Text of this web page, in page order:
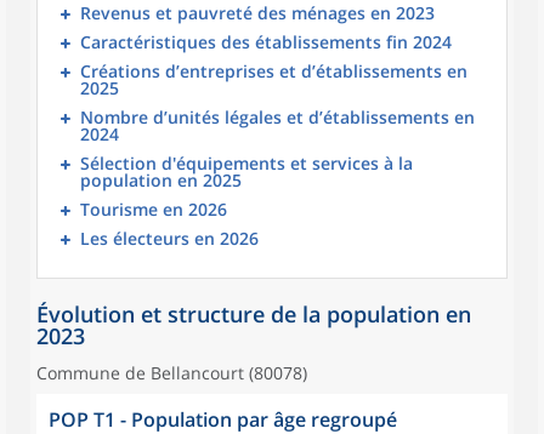
Revenus et pauvreté des ménages en 2023
Caractéristiques des établissements fin 2024
Créations d’entreprises et d’établissements en
2025
Nombre d’unités légales et d’établissements en
2024
Sélection d'équipements et services à la
population en 2025
Tourisme en 2026
Les électeurs en 2026
Évolution et structure de la population en
2023
Commune de Bellancourt (80078)
POP T1 - Population par âge regroupé